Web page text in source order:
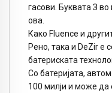
гасови. Буквата З
ова.
Како Fluence и
Рено, така и DeZir е
батериската
Со батеријата,
100 милји и може да